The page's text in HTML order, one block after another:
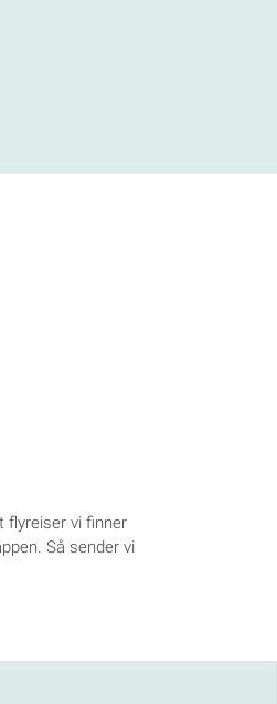
flyreiser vi finner
Så sender vi